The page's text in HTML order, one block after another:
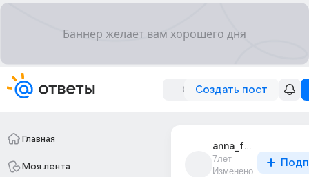
Создать пост
Главная
Моя лента
anna_fetisova_314
7лет
Изменено